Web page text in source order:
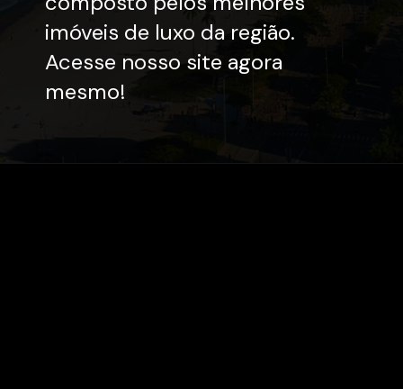
imóveis de luxo da região.
Acesse nosso site agora
mesmo!